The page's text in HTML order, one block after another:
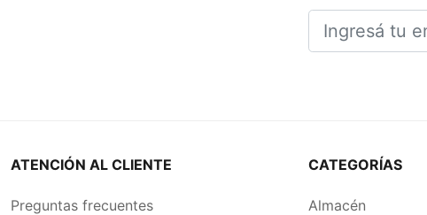
ATENCIÓN AL CLIENTE
Preguntas frecuentes
CATEGORÍAS
Almacén